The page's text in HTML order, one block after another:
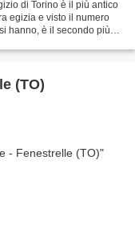
di Torino è il più antico
egizia e visto il numero
hanno, è il secondo più
(TO)